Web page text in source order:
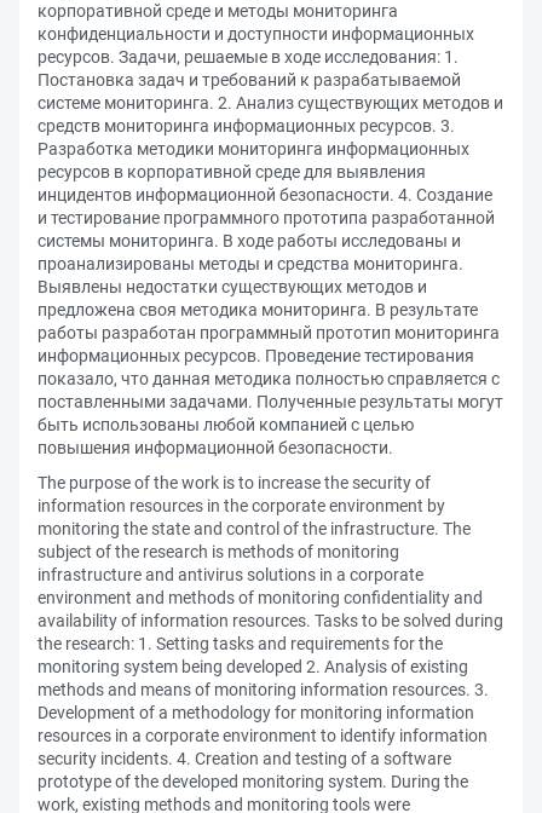
корпоративной среде и методы мониторинга
конфиденциальности и доступности информационных
ресурсов. Задачи, решаемые в ходе исследования: 1.
Постановка задач и требований к разрабатываемой
системе мониторинга. 2. Анализ существующих методов и
средств мониторинга информационных ресурсов. 3.
Разработка методики мониторинга информационных
ресурсов в корпоративной среде для выявления
инцидентов информационной безопасности. 4. Создание
и тестирование программного прототипа разработанной
системы мониторинга. В ходе работы исследованы и
проанализированы методы и средства мониторинга.
Выявлены недостатки существующих методов и
предложена своя методика мониторинга. В результате
работы разработан программный прототип мониторинга
информационных ресурсов. Проведение тестирования
показало, что данная методика полностью справляется с
поставленными задачами. Полученные результаты могут
быть использованы любой компанией с целью
повышения информационной безопасности.
The purpose of the work is to increase the security of
information resources in the corporate environment by
monitoring the state and control of the infrastructure. The
subject of the research is methods of monitoring
infrastructure and antivirus solutions in a corporate
environment and methods of monitoring confidentiality and
availability of information resources. Tasks to be solved during
the research: 1. Setting tasks and requirements for the
monitoring system being developed 2. Analysis of existing
methods and means of monitoring information resources. 3.
Development of a methodology for monitoring information
resources in a corporate environment to identify information
security incidents. 4. Creation and testing of a software
prototype of the developed monitoring system. During the
work, existing methods and monitoring tools were